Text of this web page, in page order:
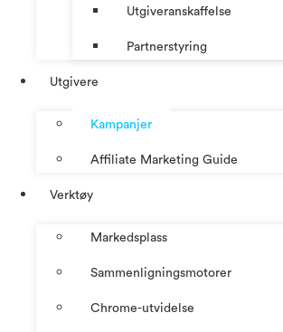
Utgiveranskaffelse
Partnerstyring
Utgivere
Kampanjer
Affiliate Marketing Guide
Verktøy
Markedsplass
Sammenligningsmotorer
Chrome-utvidelse